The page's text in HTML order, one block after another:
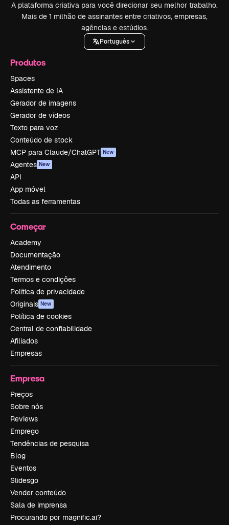
A plataforma criativa para você direcionar seu melhor trabalho.
Mais de 1 milhão de assinantes entre criativos, empresas,
agências e estúdios.
Português
Produtos
Spaces
Assistente de IA
Gerador de imagens
Gerador de vídeos
Texto para voz
Conteúdo de stock
MCP para Claude/ChatGPT New
Agentes New
API
App móvel
Todas as ferramentas
Começar
Academy
Documentação
Atendimento
Termos e condições
Política de privacidade
Originais New
Política de cookies
Central de confiabilidade
Afiliados
Empresas
Empresa
Preços
Sobre nós
Reviews
Emprego
Tendências de pesquisa
Blog
Eventos
Slidesgo
Vender conteúdo
Sala de imprensa
Procurando por magnific.ai?